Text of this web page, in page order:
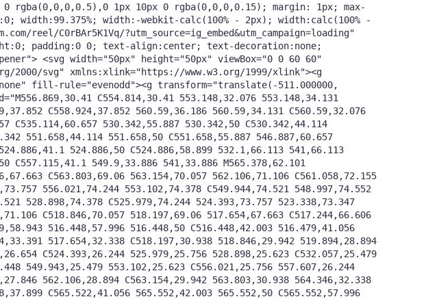
0 rgba(0,0,0,0.5),0 1px 10px 0 rgba(0,0,0,0.15); margin: 1px; max-
width:99.375%; width:-webkit-calc(100% - 2px); width:calc(100% -
reel/C0rBAr5K1Vq/?utm_source=ig_embed&utm_campaign=loading"
padding:0 0; text-align:center; text-decoration:none;
0 60 60"
2000/svg" xmlns:xlink="https://www.w3.org/1999/xlink"><g
fill-rule="evenodd"><g transform="translate(-511.000000,
C554.814,30.41 553.148,32.076 553.148,34.131
C558.924,37.852 560.59,36.186 560.59,34.131 C560.59,32.076
C535.114,60.657 530.342,55.887 530.342,50 C530.342,44.114
551.658,44.114 551.658,50 C551.658,55.887 546.887,60.657
524.886,50 C524.886,58.899 532.1,66.113 541,66.113
C557.115,41.1 549.9,33.886 541,33.886 M565.378,62.101
C563.803,69.06 563.154,70.057 562.106,71.106 C561.058,72.155
556.021,74.244 553.102,74.378 C549.944,74.521 548.997,74.552
528.898,74.378 C525.979,74.244 524.393,73.757 523.338,73.347
C518.846,70.057 518.197,69.06 517.654,67.663 C517.244,66.606
516.448,57.996 516.448,50 C516.448,42.003 516.479,41.056
517.654,32.338 C518.197,30.938 518.846,29.942 519.894,28.894
C524.393,26.244 525.979,25.756 528.898,25.623 C532.057,25.479
549.943,25.479 553.102,25.623 C556.021,25.756 557.607,26.244
562.106,28.894 C563.154,29.942 563.803,30.938 564.346,32.338
C565.522,41.056 565.552,42.003 565.552,50 C565.552,57.996